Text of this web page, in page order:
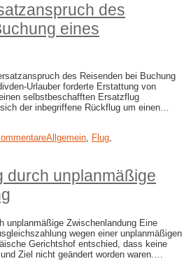
des
eines
des Reisenden bei Buchung
Urlauber forderte Erstattung von
selbstbeschafften Ersatzflug
der inbegriffene Rückflug um einen…
Allgemein, Flug,
durch unplanmäßige
unplanmäßige Zwischenlandung Eine
wegen einer unplanmäßigen
Gerichtshof entschied, dass keine
Ziel nicht geändert worden waren.…